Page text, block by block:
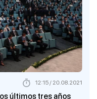
últimos tres años
12:15 / 20.08.2021